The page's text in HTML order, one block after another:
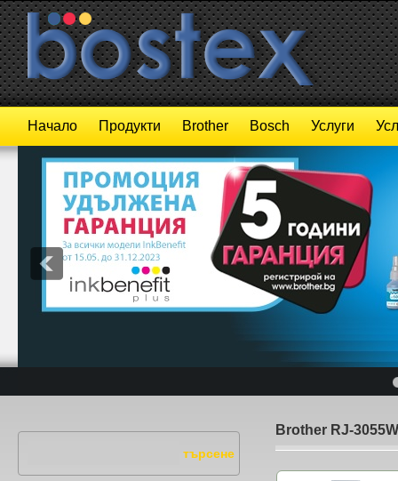
Начало Продукти Brother Bosch Услуги
Brother RJ-